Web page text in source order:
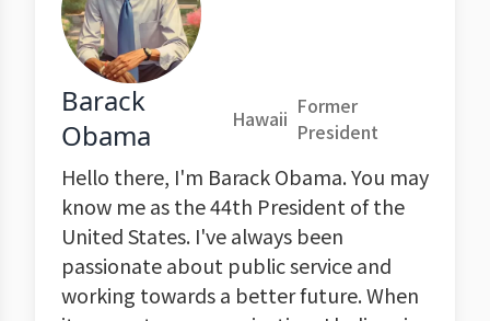
Barack
Obama
Hawaii Former
President
Hello there, I'm Barack Obama. You may
know me as the 44th President of the
United States. I've always been
passionate about public service and
working towards a better future. When